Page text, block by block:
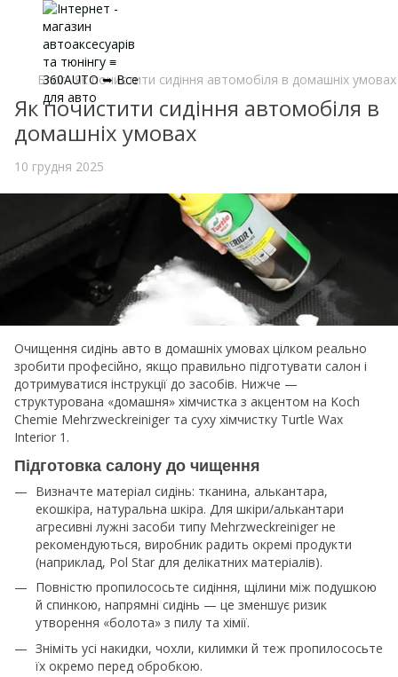
Блог Як почистити сидіння автомобіля в домашніх умовах
Як почистити сидіння автомобіля в
домашніх умовах
10 грудня 2025
Очищення сидінь авто в домашніх умовах цілком реально
зробити професійно, якщо правильно підготувати салон і
дотримуватися інструкції до засобів. Нижче —
структурована «домашня» хімчистка з акцентом на Koch
Chemie Mehrzweckreiniger та суху хімчистку Turtle Wax
Interior 1.​
Підготовка салону до чищення
Визначте матеріал сидінь: тканина, алькантара,
екошкіра, натуральна шкіра. Для шкіри/алькантари
агресивні лужні засоби типу Mehrzweckreiniger не
рекомендуються, виробник радить окремі продукти
(наприклад, Pol Star для делікатних матеріалів).​
Повністю пропилососьте сидіння, щілини між подушкою
й спинкою, напрямні сидінь — це зменшує ризик
утворення «болота» з пилу та хімії.​
Зніміть усі накидки, чохли, килимки й теж пропилососьте
їх окремо перед обробкою.​